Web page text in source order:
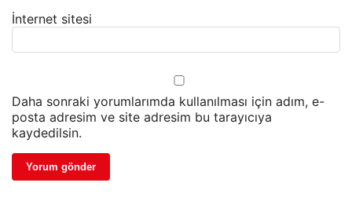
İnternet sitesi
Daha sonraki yorumlarımda kullanılması için adım, e-
posta adresim ve site adresim bu tarayıcıya
kaydedilsin.